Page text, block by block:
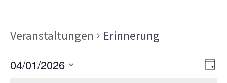
Veranstaltungen Erinnerung
TAG
04/01/2026